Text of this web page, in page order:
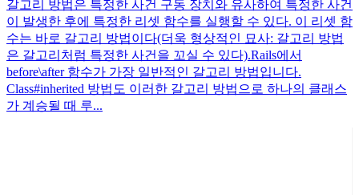
갈고리 방법은 특정한 사건 구동 장치와 유사하여 특정한 사건
이 발생한 후에 특정한 리셋 함수를 실행할 수 있다. 이 리셋 함
수는 바로 갈고리 방법이다(더욱 형상적인 묘사: 갈고리 방법
은 갈고리처럼 특정한 사건을 꼬실 수 있다).Rails에서
before\after 함수가 가장 일반적인 갈고리 방법입니다.
Class#inherited 방법도 이러한 갈고리 방법으로 하나의 클래스
가 계승될 때 루...